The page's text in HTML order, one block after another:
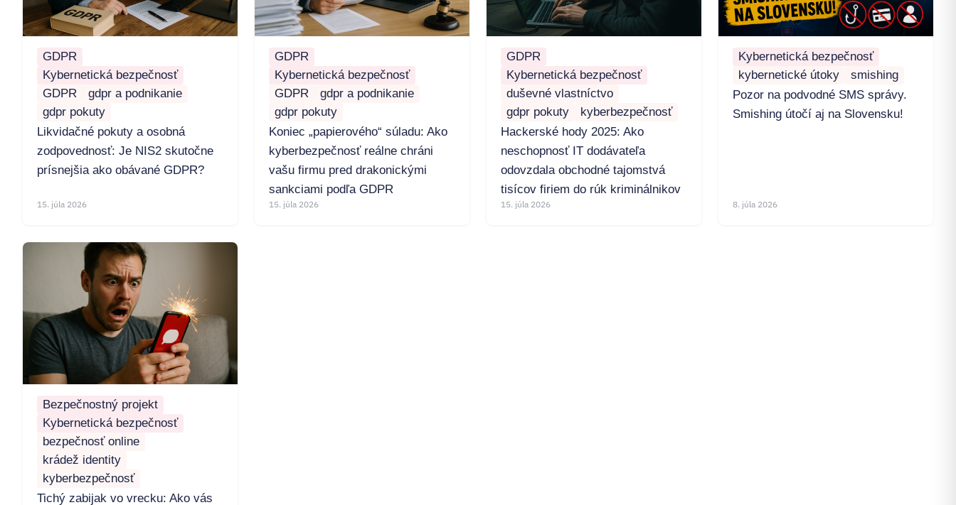
GDPR
Kybernetická bezpečnosť
GDPR
gdpr a podnikanie
gdpr pokuty
Likvidačné pokuty a osobná
zodpovednosť: Je NIS2 skutočne
prísnejšia ako obávané GDPR?
15. júla 2026
GDPR
Kybernetická bezpečnosť
GDPR
gdpr a podnikanie
gdpr pokuty
Koniec „papierového“ súladu: Ako
kyberbezpečnosť reálne chráni
vašu firmu pred drakonickými
sankciami podľa GDPR
15. júla 2026
GDPR
Kybernetická bezpečnosť
duševné vlastníctvo
gdpr pokuty
kyberbezpečnosť
Hackerské hody 2025: Ako
neschopnosť IT dodávateľa
odovzdala obchodné tajomstvá
tisícov firiem do rúk kriminálnikov
15. júla 2026
Kybernetická bezpečnosť
kybernetické útoky
smishing
Pozor na podvodné SMS správy.
Smishing útočí aj na Slovensku!
8. júla 2026
Bezpečnostný projekt
Kybernetická bezpečnosť
bezpečnosť online
krádež identity
kyberbezpečnosť
Tichý zabijak vo vrecku: Ako vás